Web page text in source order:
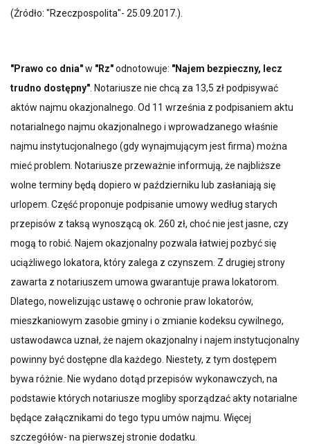
(Źródło: "Rzeczpospolita"- 25.09.2017.).
"Prawo co dnia"w "Rz"odnotowuje: "Najem bezpieczny, lecz
trudno dostępny" . Notariusze nie chcą za 13,5 zł podpisywać
aktów najmu okazjonalnego. Od 11 września z podpisaniem aktu
notarialnego najmu okazjonalnego i wprowadzanego właśnie
najmu instytucjonalnego (gdy wynajmującym jest firma) można
mieć problem. Notariusze przeważnie informują, że najbliższe
wolne terminy będą dopiero w październiku lub zasłaniają się
urlopem. Część proponuje podpisanie umowy według starych
przepisów z taksą wynoszącą ok. 260 zł, choć nie jest jasne, czy
mogą to robić. Najem okazjonalny pozwala łatwiej pozbyć się
uciążliwego lokatora, który zalega z czynszem. Z drugiej strony
zawarta z notariuszem umowa gwarantuje prawa lokatorom.
Dlatego, nowelizując ustawę o ochronie praw lokatorów,
mieszkaniowym zasobie gminy i o zmianie kodeksu cywilnego,
ustawodawca uznał, że najem okazjonalny i najem instytucjonalny
powinny być dostępne dla każdego. Niestety, z tym dostępem
bywa różnie. Nie wydano dotąd przepisów wykonawczych, na
podstawie których notariusze mogliby sporządzać akty notarialne
będące załącznikami do tego typu umów najmu. Więcej
szczegółów- na pierwszej stronie dodatku.